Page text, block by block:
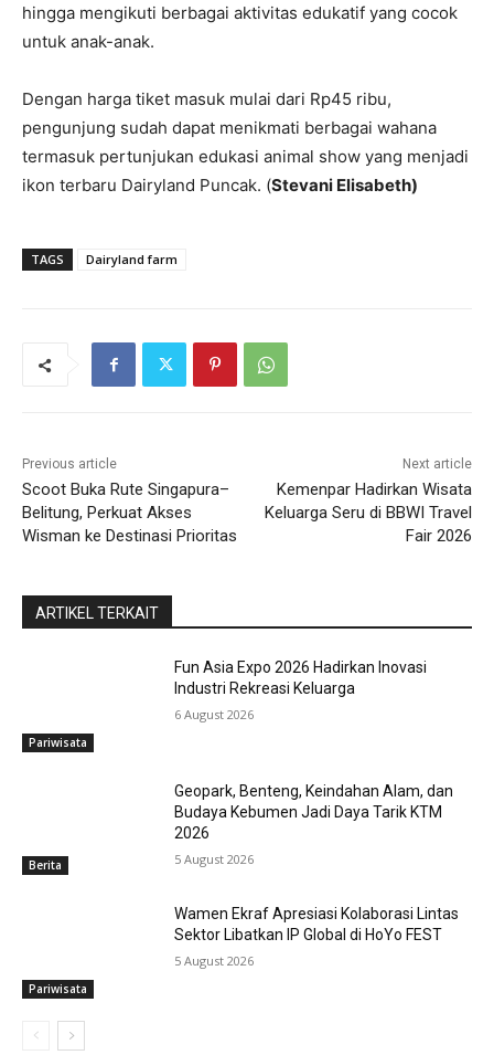
hingga mengikuti berbagai aktivitas edukatif yang cocok
untuk anak-anak.
Dengan harga tiket masuk mulai dari Rp45 ribu,
pengunjung sudah dapat menikmati berbagai wahana
termasuk pertunjukan edukasi animal show yang menjadi
ikon terbaru Dairyland Puncak. (Stevani Elisabeth)
TAGS Dairyland farm
Previous article
Scoot Buka Rute Singapura–
Belitung, Perkuat Akses
Wisman ke Destinasi Prioritas
Next article
Kemenpar Hadirkan Wisata
Keluarga Seru di BBWI Travel
Fair 2026
ARTIKEL TERKAIT
Pariwisata
Fun Asia Expo 2026 Hadirkan Inovasi
Industri Rekreasi Keluarga
6 August 2026
Berita
Geopark, Benteng, Keindahan Alam, dan
Budaya Kebumen Jadi Daya Tarik KTM
2026
5 August 2026
Pariwisata
Wamen Ekraf Apresiasi Kolaborasi Lintas
Sektor Libatkan IP Global di HoYo FEST
5 August 2026